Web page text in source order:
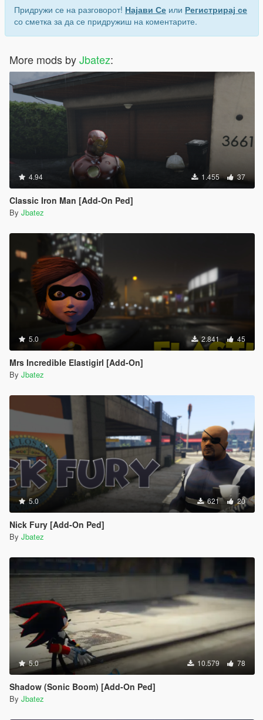
Придружи се на разговорот! Најави Се или Регистрирај се
со сметка за да се придружиш на коментарите.
More mods byJbatez:
4.94 1.455 37
Classic Iron Man [Add-On Ped]
By Jbatez
5.0 2.841 45
Mrs Incredible Elastigirl [Add-On]
By Jbatez
5.0 621 20
Nick Fury [Add-On Ped]
By Jbatez
5.0 10.579 78
Shadow (Sonic Boom) [Add-On Ped]
By Jbatez